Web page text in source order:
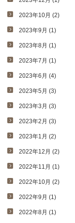
2023年10月 (2)
2023年9月 (1)
2023年8月 (1)
2023年7月 (1)
2023年6月 (4)
2023年5月 (3)
2023年3月 (3)
2023年2月 (3)
2023年1月 (2)
2022年12月 (2)
2022年11月 (1)
2022年10月 (2)
2022年9月 (1)
2022年8月 (1)